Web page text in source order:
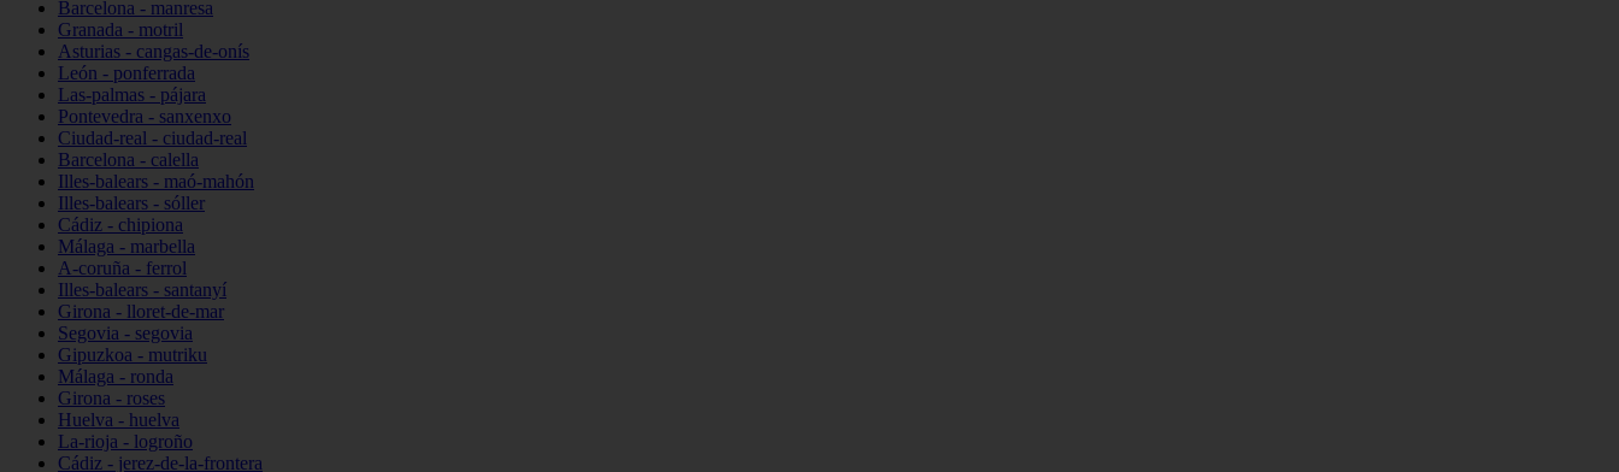
Barcelona - manresa
Granada - motril
Asturias - cangas-de-onís
León - ponferrada
Las-palmas - pájara
Pontevedra - sanxenxo
Ciudad-real - ciudad-real
Barcelona - calella
Illes-balears - maó-mahón
Illes-balears - sóller
Cádiz - chipiona
Málaga - marbella
A-coruña - ferrol
Illes-balears - santanyí
Girona - lloret-de-mar
Segovia - segovia
Gipuzkoa - mutriku
Málaga - ronda
Girona - roses
Huelva - huelva
La-rioja - logroño
Cádiz - jerez-de-la-frontera